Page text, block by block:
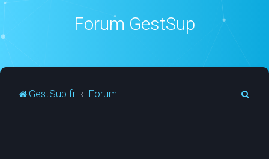
Forum GestSup
GestSup.fr Forum